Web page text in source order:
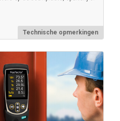
het vervoeren van een
Technische opmerkingen